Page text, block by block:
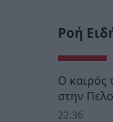
Ροή
Ο καιρός
στην
22:36